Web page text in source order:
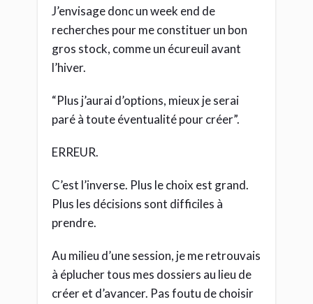
J’envisage donc un week end de
recherches pour me constituer un bon
gros stock, comme un écureuil avant
l’hiver.
“Plus j’aurai d’options, mieux je serai
paré à toute éventualité pour créer”.
ERREUR.
C’est l’inverse. Plus le choix est grand.
Plus les décisions sont difficiles à
prendre.
Au milieu d’une session, je me retrouvais
à éplucher tous mes dossiers au lieu de
créer et d’avancer. Pas foutu de choisir